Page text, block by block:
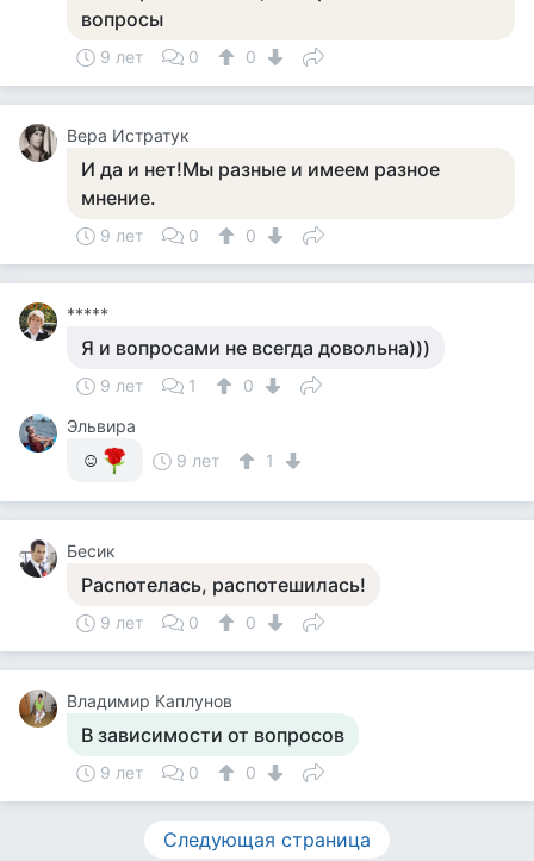
вопросы
9 лет 0 0
Вера Истратук
И да и нет!Мы разные и имеем разное
мнение.
9 лет 0 0
*****
Я и вопросами не всегда довольна)))
9 лет 1
0
Эльвира
☺ 9 лет 1
Бесик
Распотелась, распотешилась!
9 лет 0 0
Владимир Каплунов
В зависимости от вопросов
9 лет 0 0
Следующая страница